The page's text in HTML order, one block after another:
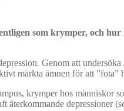
som krymper, och
Genom att
märkta ämnen för att ”fota”
krymper hos människor
återkommande depressioner